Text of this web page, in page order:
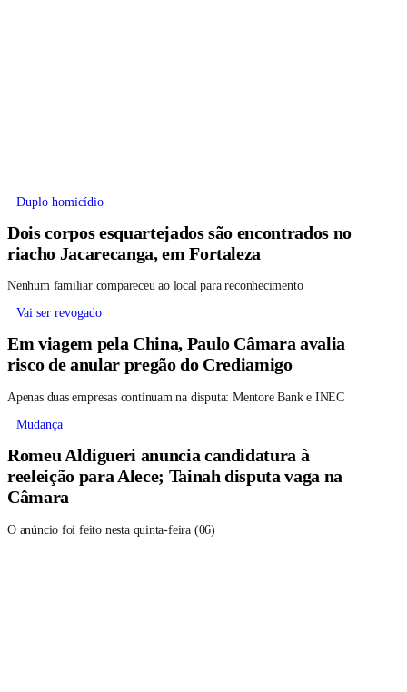
Duplo homicídio
Dois corpos esquartejados são encontrados no
riacho Jacarecanga, em Fortaleza
Nenhum familiar compareceu ao local para reconhecimento
Vai ser revogado
Em viagem pela China, Paulo Câmara avalia
risco de anular pregão do Crediamigo
Apenas duas empresas continuam na disputa: Mentore Bank e INEC
Mudança
Romeu Aldigueri anuncia candidatura à
reeleição para Alece; Tainah disputa vaga na
Câmara
O anúncio foi feito nesta quinta-feira (06)